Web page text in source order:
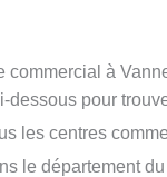
commercial à
dessous pour
les centres
le département